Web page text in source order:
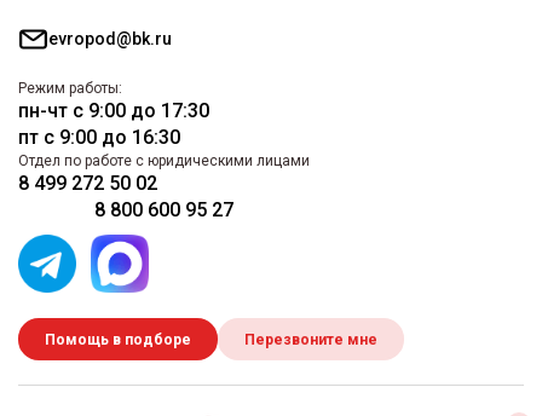
evropod@bk.ru
Режим работы:
пн-чт с 9:00 до 17:30
пт с 9:00 до 16:30
Отдел по работе с юридическими лицами
8 499 272 50 02
8 800 600 95 27
Помощь в подборе Перезвоните мне